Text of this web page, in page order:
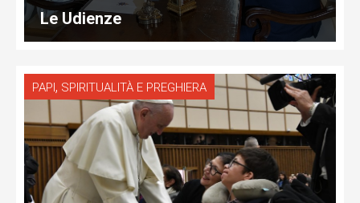
Le Udienze
PAPI, SPIRITUALITÀ E PREGHIERA